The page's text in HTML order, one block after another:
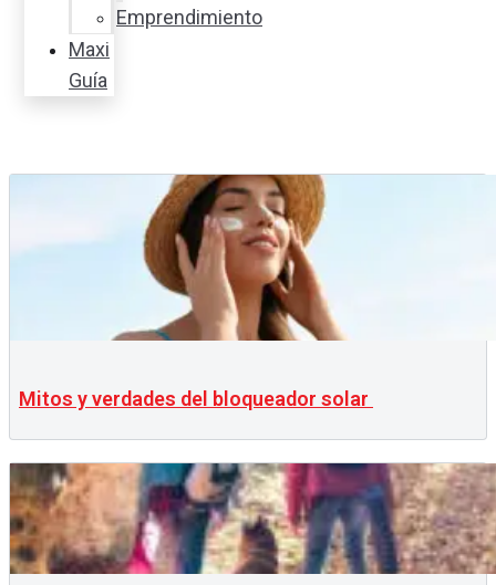
Emprendimiento
Maxi
Guía
Mitos y verdades del bloqueador solar